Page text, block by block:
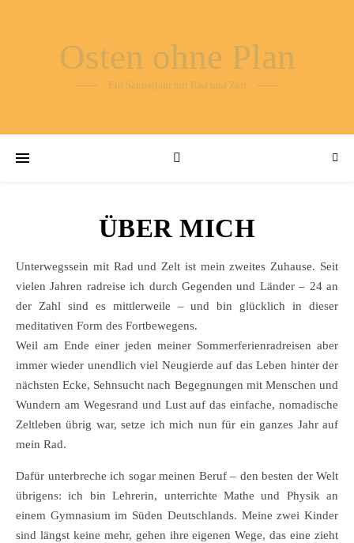
Osten ohne Plan
Ein Sabbatjahr mit Rad und Zelt
ÜBER MICH
Unterwegssein mit Rad und Zelt ist mein zweites Zuhause. Seit
vielen Jahren radreise ich durch Gegenden und Länder – 24 an
der Zahl sind es mittlerweile – und bin glücklich in dieser
meditativen Form des Fortbewegens.
Weil am Ende einer jeden meiner Sommerferienradreisen aber
immer wieder unendlich viel Neugierde auf das Leben hinter der
nächsten Ecke, Sehnsucht nach Begegnungen mit Menschen und
Wundern am Wegesrand und Lust auf das einfache, nomadische
Zeltleben übrig war, setze ich mich nun für ein ganzes Jahr auf
mein Rad.
Dafür unterbreche ich sogar meinen Beruf – den besten der Welt
übrigens: ich bin Lehrerin, unterrichte Mathe und Physik an
einem Gymnasium im Süden Deutschlands. Meine zwei Kinder
sind längst keine mehr, gehen ihre eigenen Wege, das eine zieht